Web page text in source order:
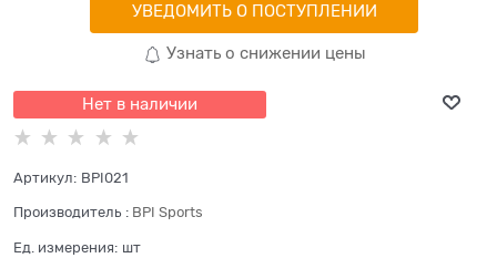
УВЕДОМИТЬ О ПОСТУПЛЕНИИ
Узнать о снижении цены
Нет в наличии
Артикул: BPI021
Производитель : BPI Sports
Ед. измерения: шт